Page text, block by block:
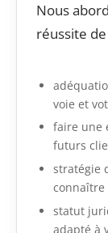
Nous
réussite
voie et
faire une
futurs
stratégie
connaître
statut
adapté à